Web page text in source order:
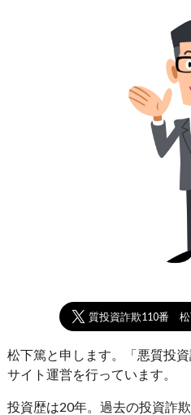
悪質投資詐欺110番 松
松下篤と申します。「悪質投
サイト運営を行っています。
投資歴は20年。過去の投資詐